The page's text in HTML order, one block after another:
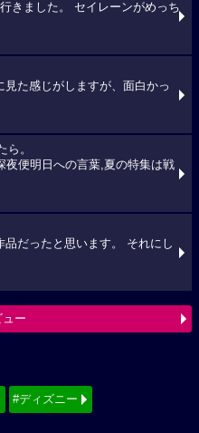
きました。 セイレーンがめっち
た感じがしますが、面白かっ
ら。
夜便明日への言葉,夏の特集は戦
品だったと思います。 それにし
ー
#ディズニー